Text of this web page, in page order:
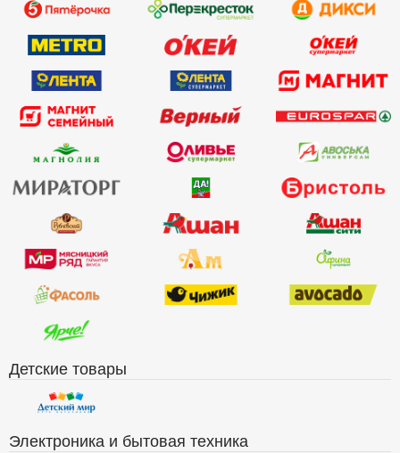
Детские товары
Электроника и бытовая техника